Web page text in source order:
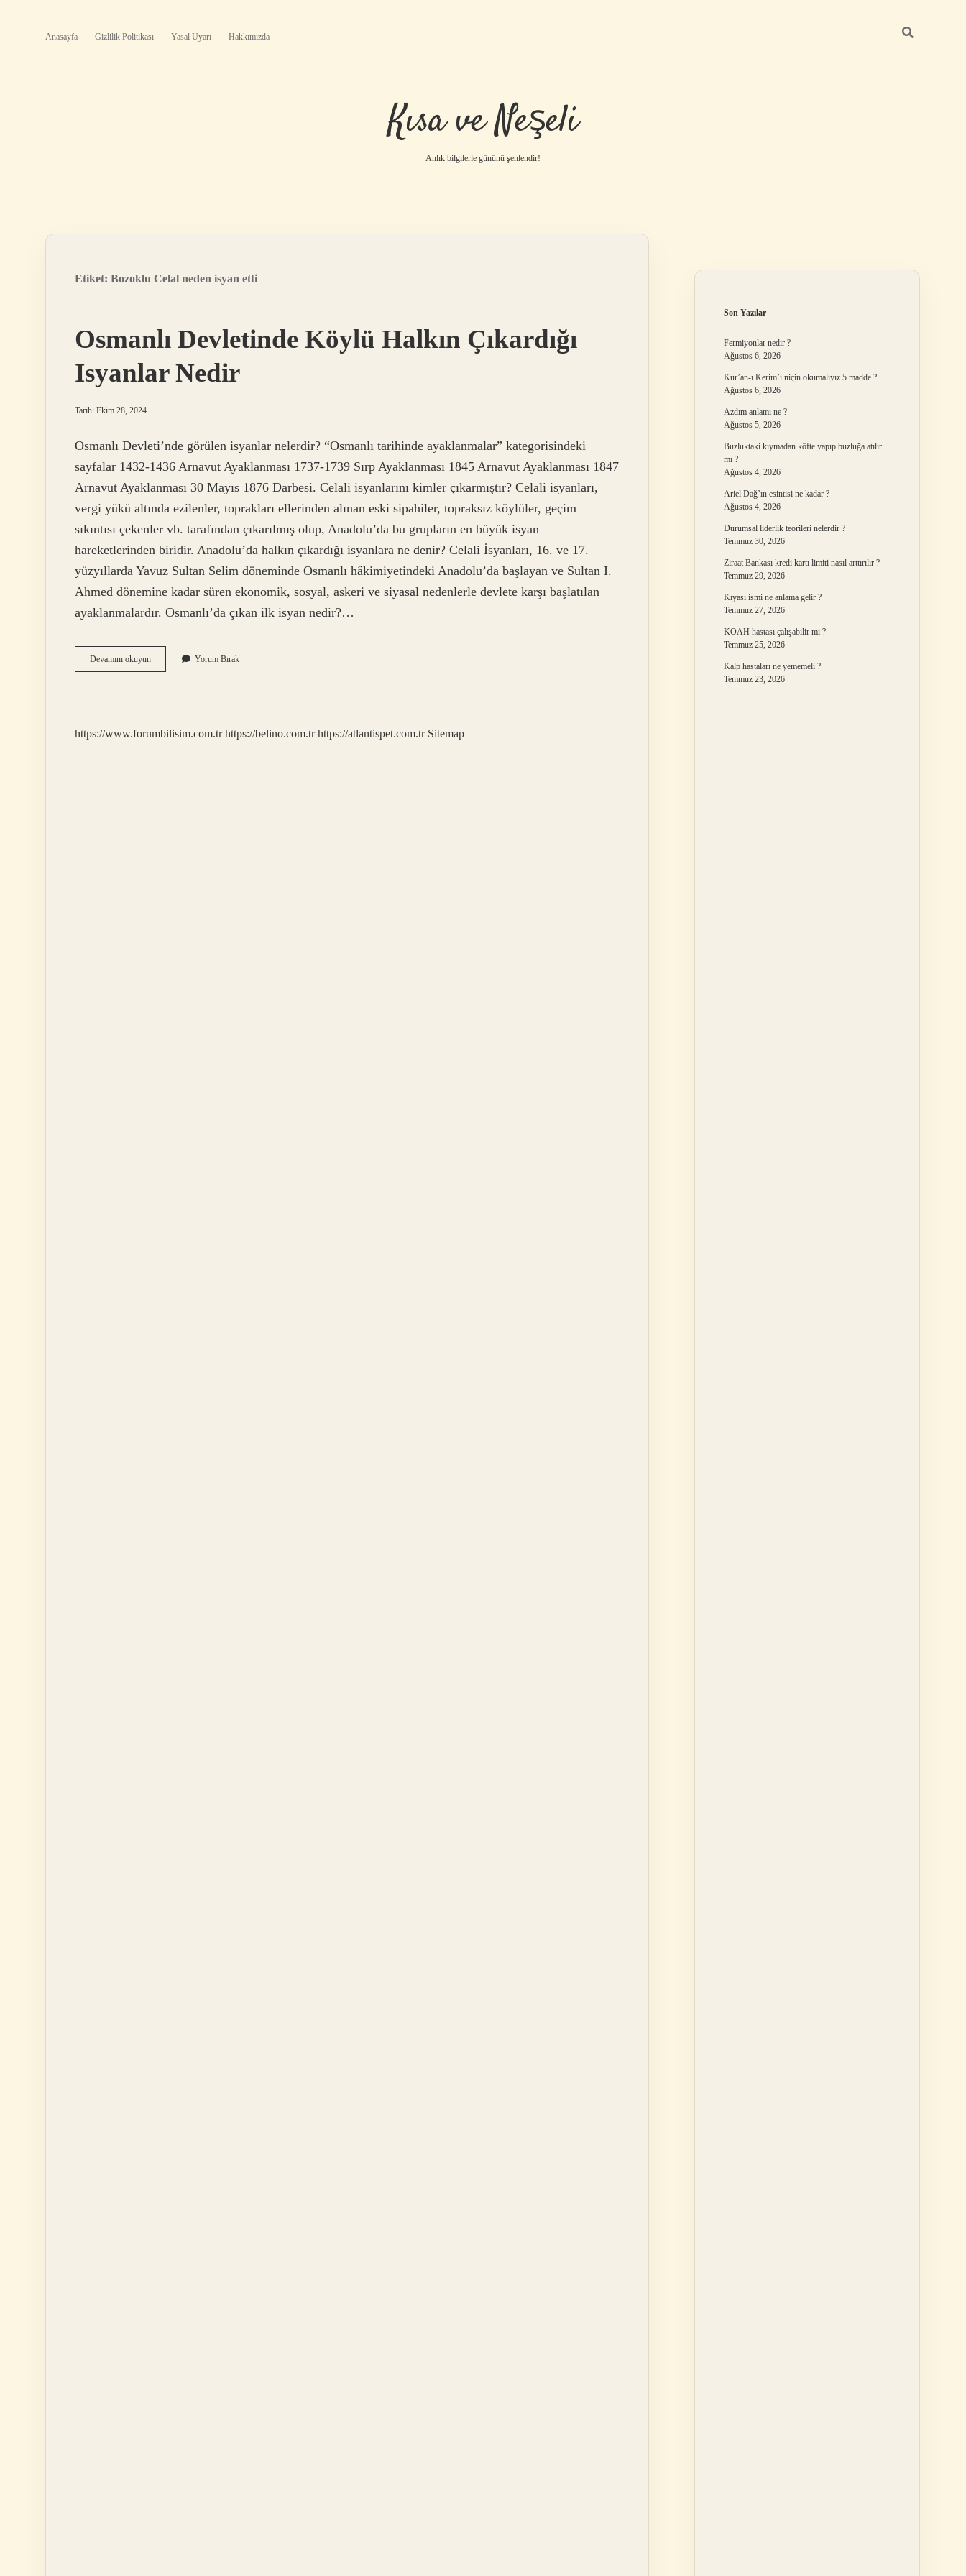
Anasayfa Gizlilik Politikası Yasal Uyarı Hakkımızda
Kısa ve Neşeli
Anlık bilgilerle gününü şenlendir!
Etiket: Bozoklu Celal neden isyan etti
Osmanlı Devletinde Köylü Halkın Çıkardığı
Isyanlar Nedir
Tarih: Ekim 28, 2024
Osmanlı Devleti’nde görülen isyanlar nelerdir? “Osmanlı tarihinde ayaklanmalar” kategorisindeki
sayfalar 1432-1436 Arnavut Ayaklanması 1737-1739 Sırp Ayaklanması 1845 Arnavut Ayaklanması 1847
Arnavut Ayaklanması 30 Mayıs 1876 Darbesi. Celali isyanlarını kimler çıkarmıştır? Celali isyanları,
vergi yükü altında ezilenler, toprakları ellerinden alınan eski sipahiler, topraksız köylüler, geçim
sıkıntısı çekenler vb. tarafından çıkarılmış olup, Anadolu’da bu grupların en büyük isyan
hareketlerinden biridir. Anadolu’da halkın çıkardığı isyanlara ne denir? Celali İsyanları, 16. ve 17.
yüzyıllarda Yavuz Sultan Selim döneminde Osmanlı hâkimiyetindeki Anadolu’da başlayan ve Sultan I.
Ahmed dönemine kadar süren ekonomik, sosyal, askeri ve siyasal nedenlerle devlete karşı başlatılan
ayaklanmalardır. Osmanlı’da çıkan ilk isyan nedir?…
Devamını okuyunOsmanlı
Devletinde
Nedir
Yorum Bırak
https://www.forumbilisim.com.tr https://belino.com.tr https://atlantispet.com.tr Sitemap
Son Yazılar
Fermiyonlar nedir ?
Ağustos 6, 2026
Kur’an-ı Kerim’i niçin okumalıyız 5 madde ?
Ağustos 6, 2026
Azdım anlamı ne ?
Ağustos 5, 2026
Buzluktaki kıymadan köfte yapıp buzluğa atılır
mı ?
Ağustos 4, 2026
Ariel Dağ’ın esintisi ne kadar ?
Ağustos 4, 2026
Durumsal liderlik teorileri nelerdir ?
Temmuz 30, 2026
Ziraat Bankası kredi kartı limiti nasıl arttırılır ?
Temmuz 29, 2026
Kıyası ismi ne anlama gelir ?
Temmuz 27, 2026
KOAH hastası çalışabilir mi ?
Temmuz 25, 2026
Kalp hastaları ne yememeli ?
Temmuz 23, 2026